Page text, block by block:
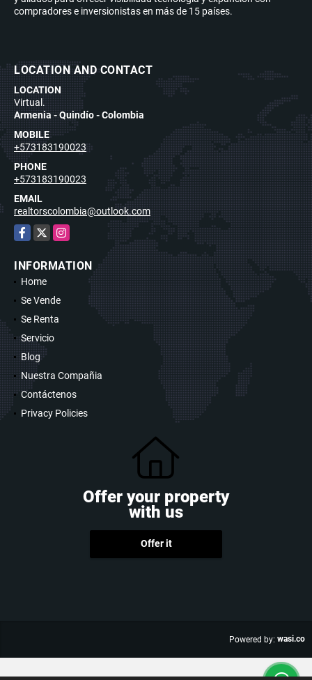
compradores e inversionistas en más de 15 países.
LOCATION AND CONTACT
LOCATION
Virtual.
Armenia - Quindío - Colombia
MOBILE
+573183190023
PHONE
+573183190023
EMAIL
realtorscolombia@outlook.com
Facebook
X Instagram
INFORMATION
Home
Se Vende
Se Renta
Servicio
Blog
Nuestra Compañia
Contáctenos
Privacy Policies
Offer your property
with us
Offer it
Powered by: wasi.co